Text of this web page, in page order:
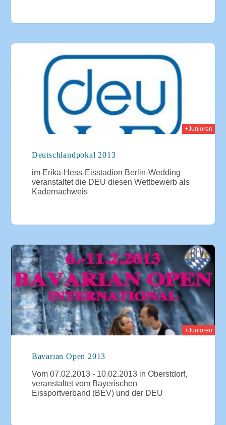
+Junioren
Deutschlandpokal 2013
im Erika-Hess-Eisstadion Berlin-Wedding
veranstaltet die DEU diesen Wettbewerb als
Kadernachweis
+Junioren
Bavarian Open 2013
Vom 07.02.2013 - 10.02.2013 in Oberstdorf,
veranstaltet vom Bayerischen
Eissportverband (BEV) und der DEU